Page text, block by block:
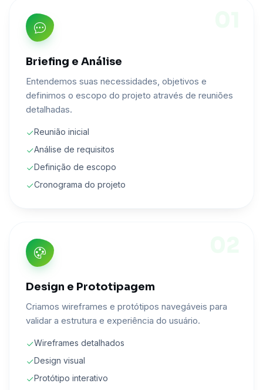
Briefing e Análise
Entendemos suas necessidades, objetivos e
definimos o escopo do projeto através de reuniões
detalhadas.
Reunião inicial
Análise de requisitos
Definição de escopo
Cronograma do projeto
Design e Prototipagem
Criamos wireframes e protótipos navegáveis para
validar a estrutura e experiência do usuário.
Wireframes detalhados
Design visual
Protótipo interativo